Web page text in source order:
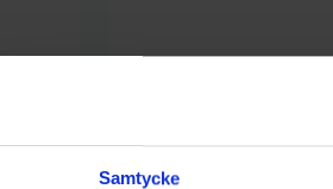
Samtycke
12
39 kr